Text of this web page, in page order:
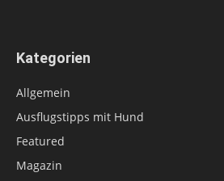
Kategorien
Allgemein
Ausflugstipps mit Hund
Featured
Magazin